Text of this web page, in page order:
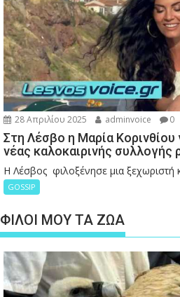
28 Απριλίου 2025 adminvoice 0
Στη Λέσβο η Μαρία
νέας καλοκαιρινής συλλογής
Η Λέσβος φιλοξένησε μια ξεχωριστή
GOSSIP
ΦΙΛΟΙ ΜΟΥ ΤΑ ΖΩΑ